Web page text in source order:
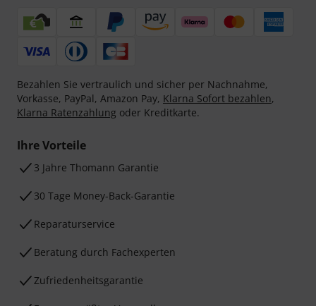
Bezahlen Sie vertraulich und sicher per Nachnahme,
Vorkasse, PayPal, Amazon Pay, Klarna Sofort bezahlen,
Klarna Ratenzahlung oder Kreditkarte.
Ihre Vorteile
3 Jahre Thomann Garantie
30 Tage Money-Back-Garantie
Reparaturservice
Beratung durch Fachexperten
Zufriedenheitsgarantie